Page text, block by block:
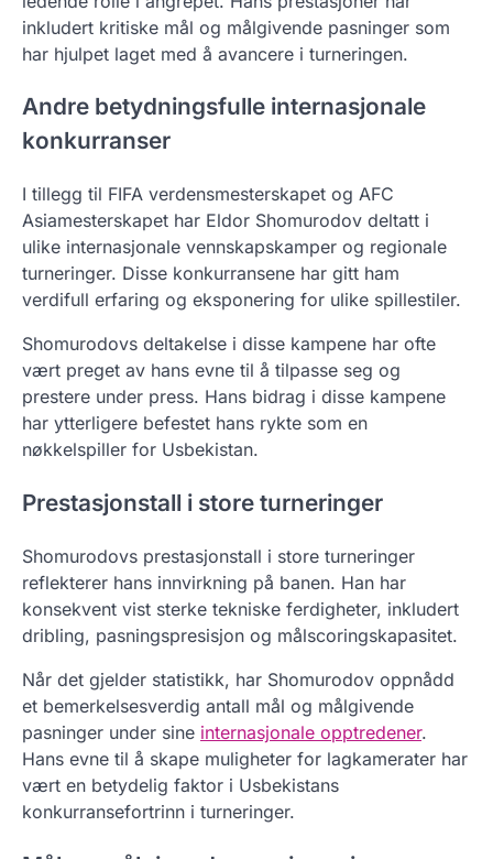
inkludert kritiske mål og målgivende pasninger som
har hjulpet laget med å avancere i turneringen.
Andre betydningsfulle internasjonale
konkurranser
I tillegg til FIFA verdensmesterskapet og AFC
Asiamesterskapet har Eldor Shomurodov deltatt i
ulike internasjonale vennskapskamper og regionale
turneringer. Disse konkurransene har gitt ham
verdifull erfaring og eksponering for ulike spillestiler.
Shomurodovs deltakelse i disse kampene har ofte
vært preget av hans evne til å tilpasse seg og
prestere under press. Hans bidrag i disse kampene
har ytterligere befestet hans rykte som en
nøkkelspiller for Usbekistan.
Prestasjonstall i store turneringer
Shomurodovs prestasjonstall i store turneringer
reflekterer hans innvirkning på banen. Han har
konsekvent vist sterke tekniske ferdigheter, inkludert
dribling, pasningspresisjon og målscoringskapasitet.
Når det gjelder statistikk, har Shomurodov oppnådd
et bemerkelsesverdig antall mål og målgivende
pasninger under sine internasjonale opptredener.
Hans evne til å skape muligheter for lagkamerater har
vært en betydelig faktor i Usbekistans
konkurransefortrinn i turneringer.